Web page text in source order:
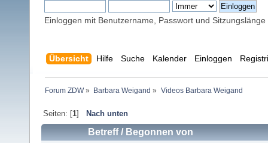
Einloggen mit Benutzername, Passwort und Sitzungslänge
Übersicht Hilfe Suche Kalender Einloggen
Forum ZDW» Barbara Weigand » Videos Barbara Weigand
Seiten: [1] Nach unten
Betreff/ Begonnen von